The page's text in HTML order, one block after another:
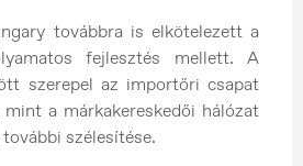
továbbra is elkötelezett a
fejlesztés mellett. A
szerepel az importőri csapat
mint a márkakereskedői hálózat
szélesítése.